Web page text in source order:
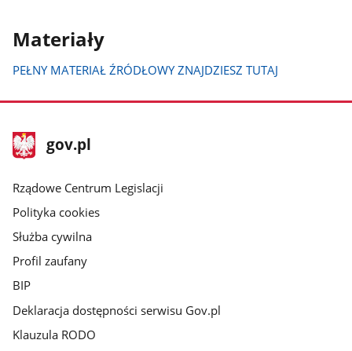
Materiały
PEŁNY MATERIAŁ ŹRÓDŁOWY ZNAJDZIESZ TUTAJ
stopka
gov.plStrona
gov.pl
Rządowe Centrum Legislacji
Polityka cookies
Służba cywilna
Profil zaufany
BIP
Deklaracja dostępności serwisu Gov.pl
Klauzula RODO